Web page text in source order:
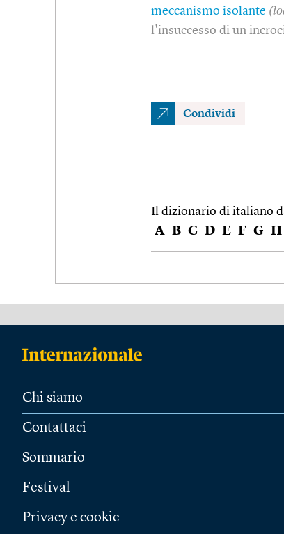
meccanismo isolante
l'insuccesso di un
Condividi
Il dizionario di italiano
A B C D E F G H
Chi siamo
Contattaci
Sommario
Festival
Privacy e cookie